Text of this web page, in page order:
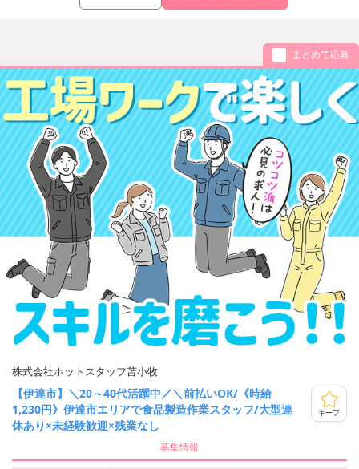
まとめて応募
株式会社ホットスタッフ苫小牧
【伊達市】＼20～40代活躍中／＼前払いOK/《時給
1,230円》伊達市エリアで食品製造作業スタッフ/大型連
休あり×未経験歓迎×残業なし
キープ
募集情報